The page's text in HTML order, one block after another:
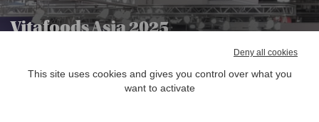
Vitafoods Asia 2025
This site uses cookies and gives you control over what you
want to activate
Deny all cookies